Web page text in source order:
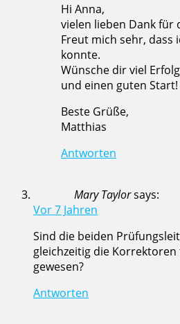
Hi Anna,
vielen lieben Dank für
Freut mich sehr, dass
konnte.
Wünsche dir viel
und einen guten Start!
Beste Grüße,
Matthias
Antworten
Mary Taylorsays:
Vor 7 Jahren
Sind die beiden
gleichzeitig die
gewesen?
Antworten